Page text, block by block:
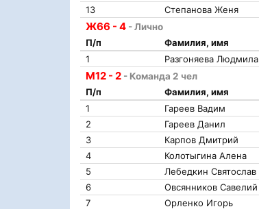
13
Степанова Женя
Ж66 - 4 - Лично
П/п
Фамилия, имя
1
Разгоняева Людмила
М12 - 2 - Команда 2 чел
П/п
Фамилия, имя
1
Гареев Вадим
2
Гареев Данил
3
Карпов Дмитрий
4
Колотыгина Алена
5
Лебедкин Святослав
6
Овсянников Савелий
7
Орленко Игорь